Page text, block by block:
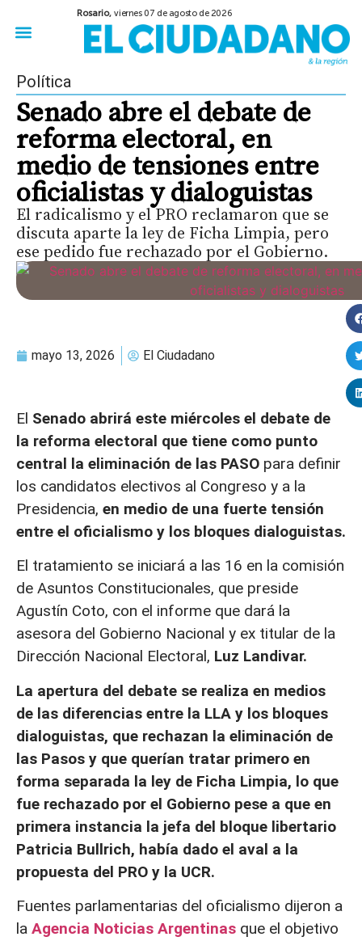
Rosario,viernes 07 de agosto de 2026
Política
Senado abre el debate de
reforma electoral, en
medio de tensiones entre
oficialistas y dialoguistas
El radicalismo y el PRO reclamaron que se
discuta aparte la ley de Ficha Limpia, pero
ese pedido fue rechazado por el Gobierno.
mayo 13, 2026 El Ciudadano
El Senado abrirá este miércoles el debate de
la reforma electoral que tiene como punto
central la eliminación de las PASO para definir
los candidatos electivos al Congreso y a la
Presidencia, en medio de una fuerte tensión
entre el oficialismo y los bloques dialoguistas.
El tratamiento se iniciará a las 16 en la comisión
de Asuntos Constitucionales, que preside
Agustín Coto, con el informe que dará la
asesora del Gobierno Nacional y ex titular de la
Dirección Nacional Electoral, Luz Landivar.
La apertura del debate se realiza en medios
de las diferencias entre la LLA y los bloques
dialoguistas, que rechazan la eliminación de
las Pasos y que querían tratar primero en
forma separada la ley de Ficha Limpia, lo que
fue rechazado por el Gobierno pese a que en
primera instancia la jefa del bloque libertario
Patricia Bullrich, había dado el aval a la
propuesta del PRO y la UCR.
Fuentes parlamentarias del oficialismo dijeron a
la Agencia Noticias Argentinas que el objetivo